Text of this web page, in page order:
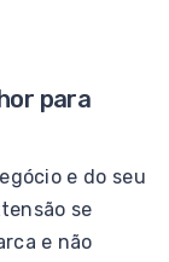
para
e do seu
se
e não